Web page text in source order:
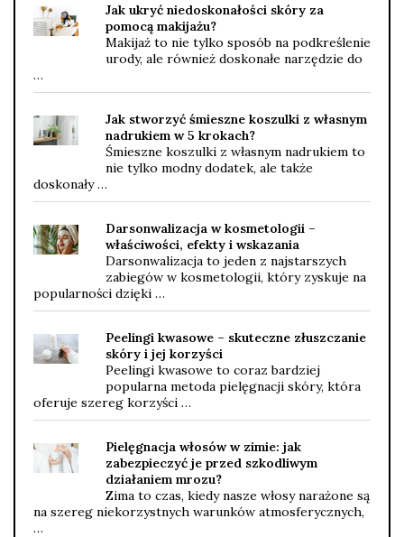
Jak ukryć niedoskonałości skóry za
pomocą makijażu?
Makijaż to nie tylko sposób na podkreślenie
urody, ale również doskonałe narzędzie do
…
Jak stworzyć śmieszne koszulki z własnym
nadrukiem w 5 krokach?
Śmieszne koszulki z własnym nadrukiem to
nie tylko modny dodatek, ale także
doskonały …
Darsonwalizacja w kosmetologii –
właściwości, efekty i wskazania
Darsonwalizacja to jeden z najstarszych
zabiegów w kosmetologii, który zyskuje na
popularności dzięki …
Peelingi kwasowe – skuteczne złuszczanie
skóry i jej korzyści
Peelingi kwasowe to coraz bardziej
popularna metoda pielęgnacji skóry, która
oferuje szereg korzyści …
Pielęgnacja włosów w zimie: jak
zabezpieczyć je przed szkodliwym
działaniem mrozu?
Zima to czas, kiedy nasze włosy narażone są
na szereg niekorzystnych warunków atmosferycznych,
…